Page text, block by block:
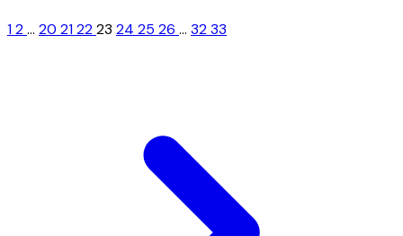
12... 20 212223 24 25 26 ... 3233